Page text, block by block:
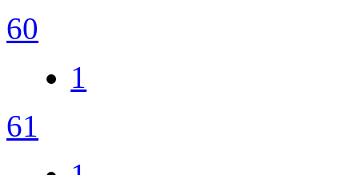
60
1
61